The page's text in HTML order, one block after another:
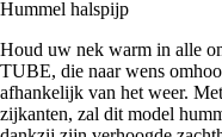
Hummel halspijp
Houd uw nek warm in alle
TUBE, die naar wens
afhankelijk van het weer.
zijkanten, zal dit model